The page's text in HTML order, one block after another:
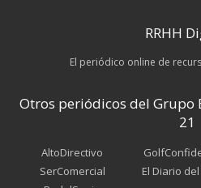
RRHH
El periódico online de
Otros periódicos del Grupo
21
AltoDirectivo
SerComercial
El Diario